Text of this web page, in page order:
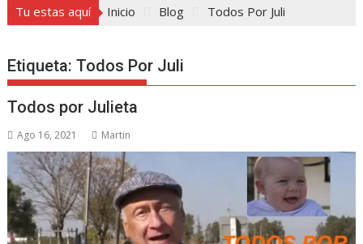
Tu estas aquí Inicio Blog Todos Por Juli
Etiqueta:Todos Por Juli
Todos por Julieta
Ago 16, 2021 Martin